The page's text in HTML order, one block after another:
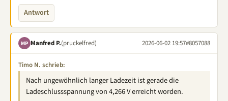
Antwort
MP Manfred P.(pruckelfred) 2026-06-02 19:57#8057088
Timo N. schrieb:
Nach ungewöhnlich langer Ladezeit ist gerade die
Ladeschlussspannung von 4,266 V erreicht worden.